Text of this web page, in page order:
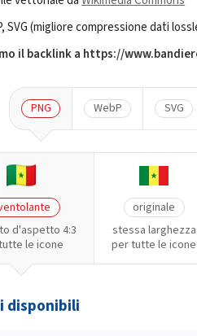
SVG (migliore compressione dati
il backlink a https://
PNG WebP SVG
d'aspetto 4:3
le icone
originale
stessa larghezza
per tutte le icone
disponibili